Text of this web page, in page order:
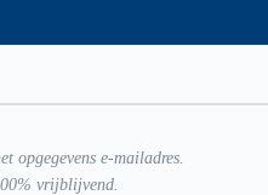
opgegevens e-mailadres.
vrijblijvend.